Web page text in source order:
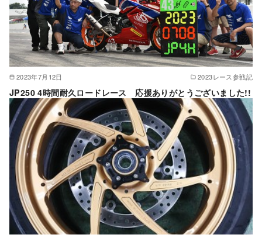
2023年7月12日 2023レース参戦記
JP250 4時間耐久ロードレース 応援ありがとうございました!!